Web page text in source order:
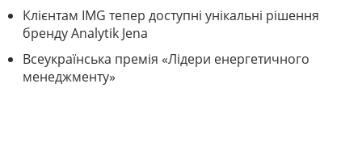
Клієнтам IMG тепер доступні унікальні рішення
бренду Analytik Jena
Всеукраїнська премія «Лідери енергетичного
менеджменту»